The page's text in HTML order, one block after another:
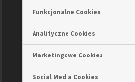
Smycz ARTLEDER
Funkcjonalne Cookies
Analityczne Cookies
Marketingowe Cookies
Social Media Cookies